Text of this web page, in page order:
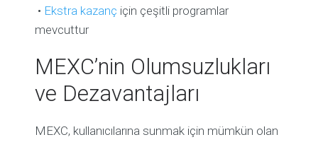
• Ekstra kazanç için çeşitli programlar
mevcuttur
MEXC’nin Olumsuzlukları
ve Dezavantajları
MEXC, kullanıcılarına sunmak için mümkün olan